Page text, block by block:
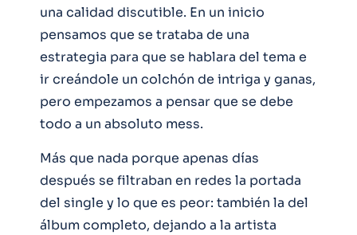
una calidad discutible. En un inicio
pensamos que se trataba de una
estrategia para que se hablara del tema e
ir creándole un colchón de intriga y ganas,
pero empezamos a pensar que se debe
todo a un absoluto mess.
Más que nada porque apenas días
después se filtraban en redes la portada
del single y lo que es peor: también la del
álbum completo, dejando a la artista